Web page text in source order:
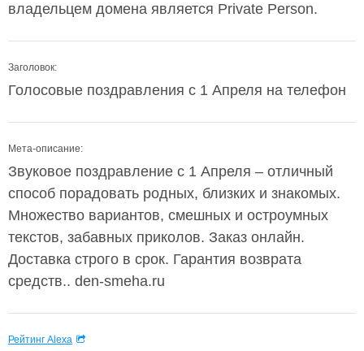
владельцем домена является Private Person.
Заголовок:
Голосовые поздравления с 1 Апреля на телефон
Мета-описание:
Звуковое поздравление с 1 Апреля – отличный
способ порадовать родных, близких и знакомых.
Множество вариантов, смешных и остроумных
текстов, забавных приколов. Заказ онлайн.
Доставка строго в срок. Гарантия возврата
средств.. den-smeha.ru
Рейтинг Alexa